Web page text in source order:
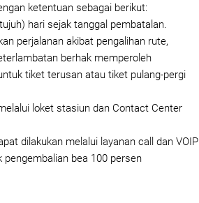
ketentuan sebagai berikut:
hari sejak tanggal pembatalan.
perjalanan akibat pengalihan rute,
berhak memperoleh
tiket terusan atau tiket pulang-pergi
loket stasiun dan Contact Center
dilakukan melalui layanan call dan VOIP
bea 100 persen